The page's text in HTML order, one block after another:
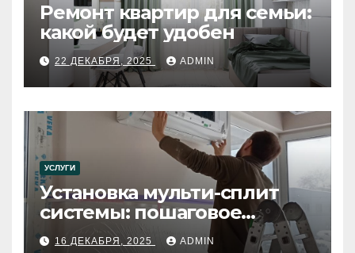
Ремонт квартир для семьи:
какой будет удобен
22 ДЕКАБРЯ, 2025 ADMIN
УСЛУГИ
Установка мульти-сплит
системы: пошаговое
руководство
16 ДЕКАБРЯ, 2025 ADMIN